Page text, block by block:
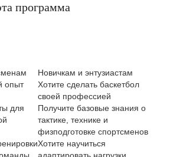
программа
опыт
для
Новичкам и энтузиастам
Хотите сделать баскетбол
своей профессией
Получите базовые знания о
тактике, технике и
физподготовке спортсменов
Хотите научиться